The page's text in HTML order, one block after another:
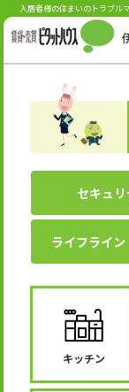
入居者様の住まいのトラブル
セキュリ
ライフライ
キッチン